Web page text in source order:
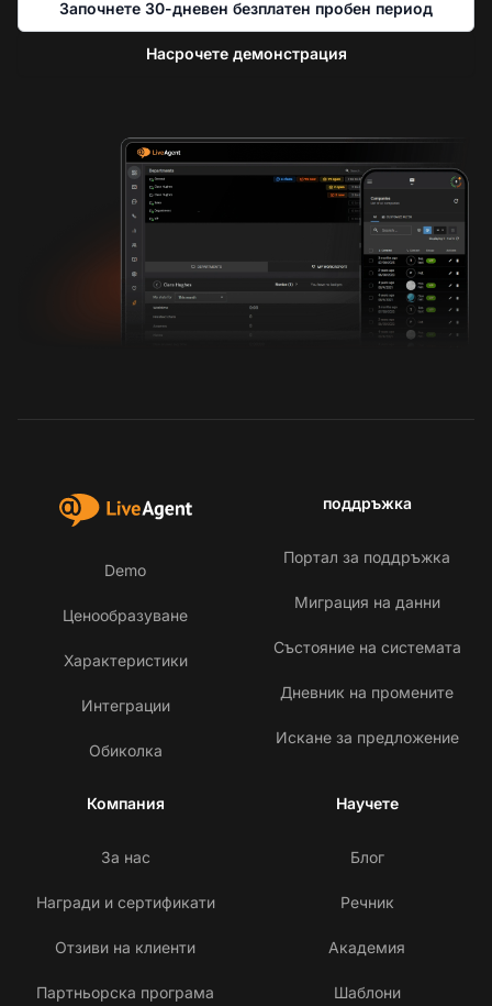
Започнете 30-дневен безплатен пробен период
Насрочете демонстрация
Demo
Ценообразуване
Характеристики
Интеграции
Обиколка
поддръжка
Портал за поддръжка
Миграция на данни
Състояние на системата
Дневник на промените
Искане за предложение
Компания
За нас
Награди и сертификати
Отзиви на клиенти
Партньорска програма
Научете
Блог
Речник
Академия
Шаблони